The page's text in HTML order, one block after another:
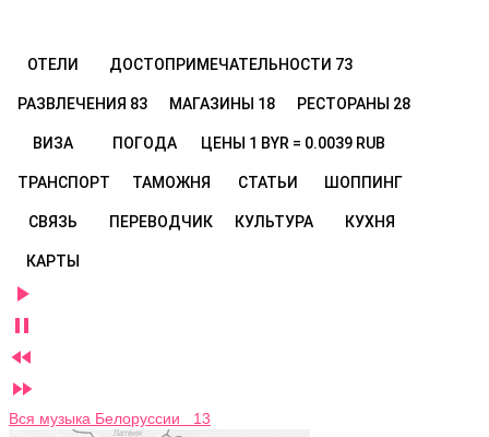
ОТЕЛИ ДОСТОПРИМЕЧАТЕЛЬНОСТИ 73
РАЗВЛЕЧЕНИЯ 83 МАГАЗИНЫ 18 РЕСТОРАНЫ 28
ВИЗА ПОГОДА ЦЕНЫ 1 BYR = 0.0039 RUB
ТРАНСПОРТ ТАМОЖНЯ СТАТЬИ ШОППИНГ
СВЯЗЬ ПЕРЕВОДЧИК КУЛЬТУРА КУХНЯ
КАРТЫ




Вся музыка Белоруссии 13